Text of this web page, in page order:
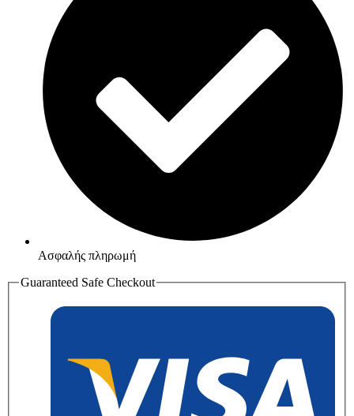
Ασφαλής πληρωμή
Guaranteed Safe Checkout